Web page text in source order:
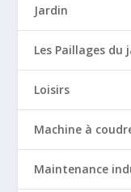
Jardin
Les Paillages du
Loisirs
Machine à
Maintenance